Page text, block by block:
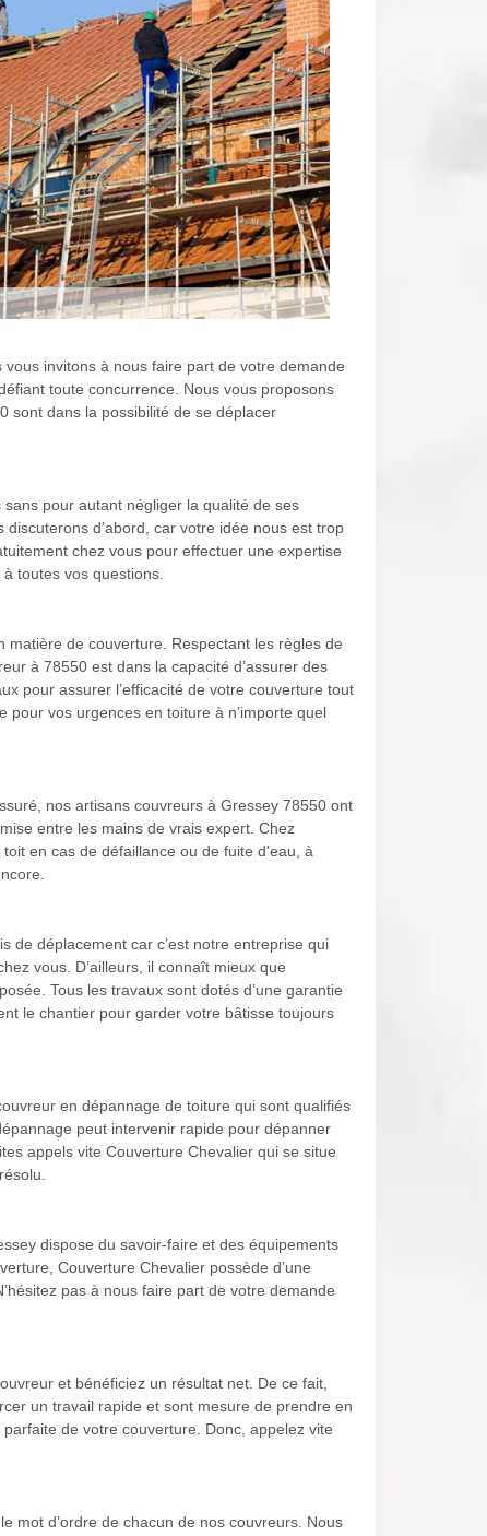
invitons à nous faire part de votre demande
toute concurrence. Nous vous proposons
sont dans la possibilité de se déplacer
pour autant négliger la qualité de ses
d’abord, car votre idée nous est trop
chez vous pour effectuer une expertise
toutes vos questions.
matière de couverture. Respectant les règles de
à 78550 est dans la capacité d’assurer des
pour assurer l’efficacité de votre couverture tout
pour vos urgences en toiture à n’importe quel
nos artisans couvreurs à Gressey 78550 ont
entre les mains de vrais expert. Chez
en cas de défaillance ou de fuite d'eau, à
de déplacement car c’est notre entreprise qui
vous. D’ailleurs, il connaît mieux que
Tous les travaux sont dotés d’une garantie
le chantier pour garder votre bâtisse toujours
en dépannage de toiture qui sont qualifiés
peut intervenir rapide pour dépanner
appels vite Couverture Chevalier qui se situe
dispose du savoir-faire et des équipements
Couverture Chevalier possède d’une
pas à nous faire part de votre demande
et bénéficiez un résultat net. De ce fait,
un travail rapide et sont mesure de prendre en
de votre couverture. Donc, appelez vite
mot d’ordre de chacun de nos couvreurs. Nous